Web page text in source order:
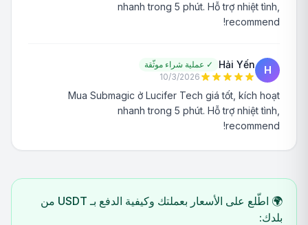
nhanh trong 5 phút. Hỗ trợ nhiệt tình,
recommend!
H
Hải Yến
✓ عملية شراء موثّقة
10/3/2026
Mua Submagic ở Lucifer Tech giá tốt, kích hoạt
nhanh trong 5 phút. Hỗ trợ nhiệt tình,
recommend!
🌍 اطّلع على الأسعار بعملتك وكيفية الدفع بـ USDT من
بلدك: